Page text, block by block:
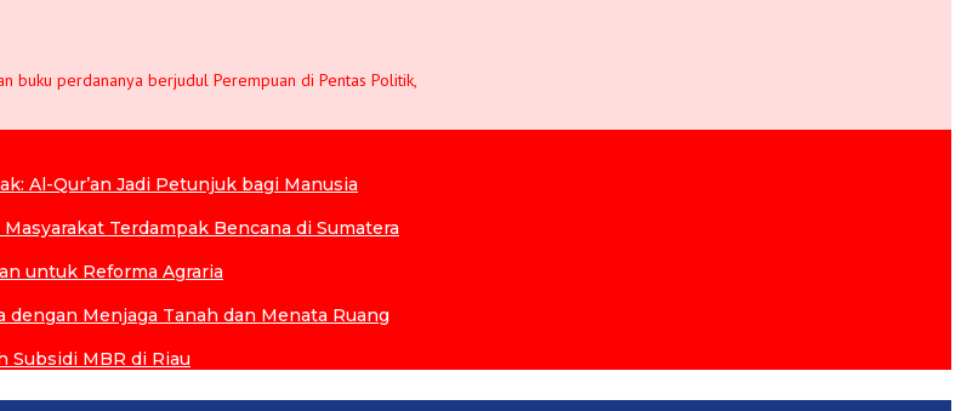
buku perdananya berjudul Perempuan di Pentas Politik,
Al-Qur’an Jadi Petunjuk bagi Manusia
Terdampak Bencana di Sumatera
untuk Reforma Agraria
Menjaga Tanah dan Menata Ruang
Subsidi MBR di Riau